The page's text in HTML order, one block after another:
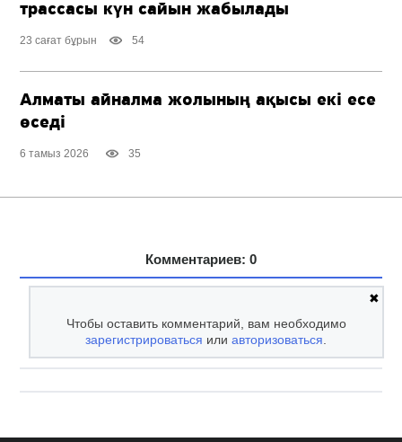
трассасы күн сайын жабылады
23 сағат бұрын 54
Алматы айналма жолының ақысы екі есе
өседі
6 тамыз 2026 35
Комментариев: 0
✖
Чтобы оставить комментарий, вам необходимо
зарегистрироваться илиавторизоваться